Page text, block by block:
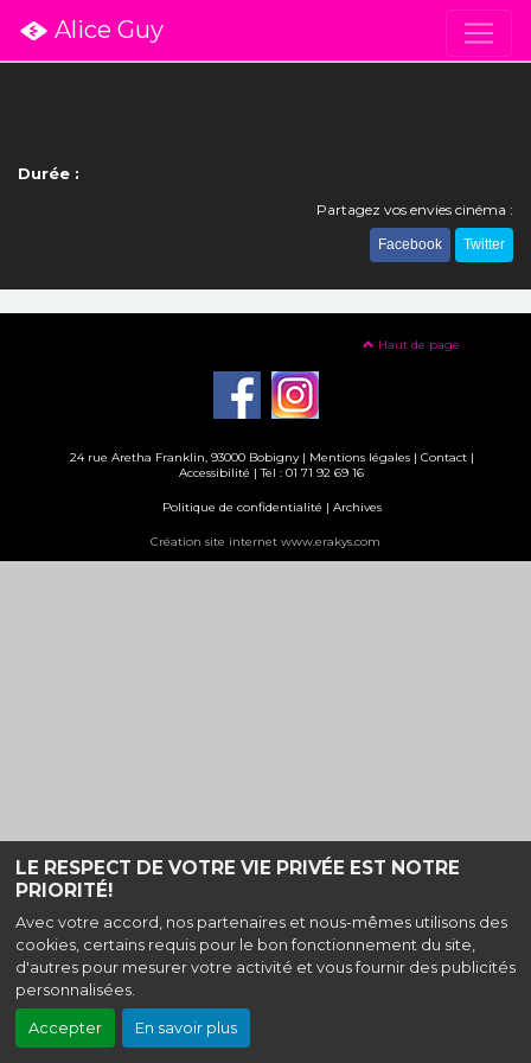
LE RESPECT DE VOTRE VIE PRIVÉE EST NOTRE
PRIORITÉ!
Avec votre accord, nos partenaires et nous-mêmes utilisons des
cookies, certains requis pour le bon fonctionnement du site,
d'autres pour mesurer votre activité et vous fournir des publicités
personnalisées.
Accepter En savoir plus
Alice Guy
Durée :
Partagez vos envies cinéma :
Facebook Twitter
Haut de page
24 rue Aretha Franklin, 93000 Bobigny | Mentions légales| Contact|
Accessibilité | Tel : 01 71 92 69 16
Politique de confidentialité | Archives
Création site internet www.erakys.com